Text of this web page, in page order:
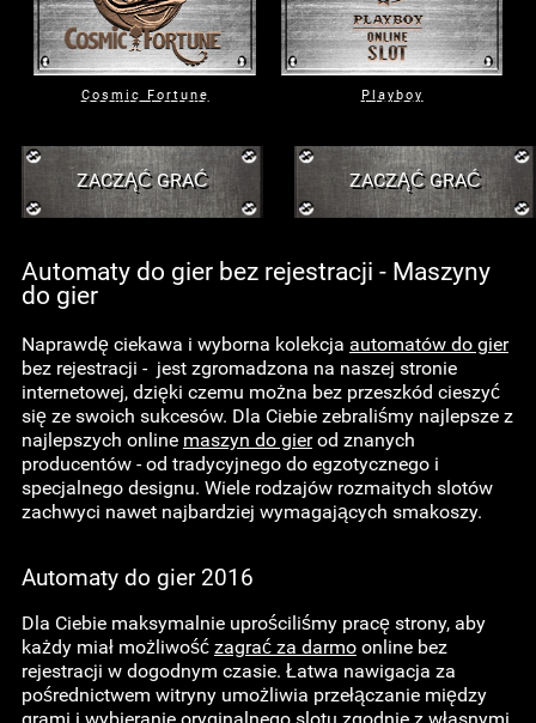
Cosmic Fortune Playboy
ZACZĄĆ GRAĆ ZACZĄĆ GRAĆ
Automaty do gier bez rejestracji - Maszyny
do gier
Naprawdę ciekawa i wyborna kolekcja automatów do gier
bez rejestracji - jest zgromadzona na naszej stronie
internetowej, dzięki czemu można bez przeszkód cieszyć
się ze swoich sukcesów. Dla Ciebie zebraliśmy najlepsze z
najlepszych online maszyn do gierod znanych
producentów - od tradycyjnego do egzotycznego i
specjalnego designu. Wiele rodzajów rozmaitych slotów
zachwyci nawet najbardziej wymagających smakoszy.
Automaty do gier 2016
Dla Ciebie maksymalnie uprościliśmy pracę strony, aby
każdy miał możliwość zagrać za darmoonline bez
rejestracji w dogodnym czasie. Łatwa nawigacja za
pośrednictwem witryny umożliwia przełączanie między